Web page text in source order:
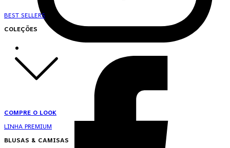
BEST SELLERS
COLEÇÕES
COMPRE O LOOK
LINHA PREMIUM
BLUSAS & CAMISAS